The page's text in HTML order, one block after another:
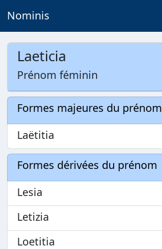
Nominis
Laeticia
Prénom féminin
Formes majeures du prénom
Laëtitia
Formes dérivées du prénom
Lesia
Letizia
Loetitia